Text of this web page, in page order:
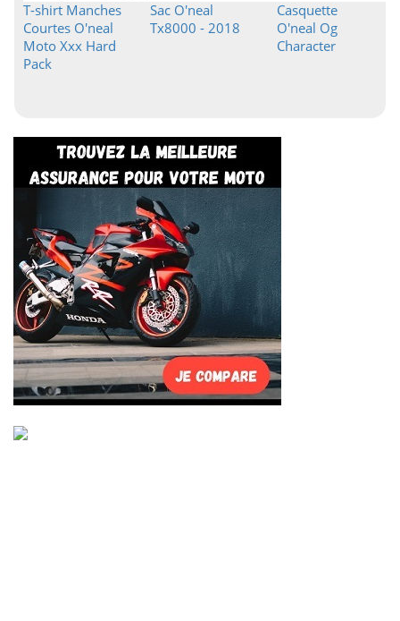
T-shirt Manches
Courtes O'neal
Moto Xxx Hard
Pack
Sac O'neal
Tx8000 - 2018
Casquette
O'neal Og
Character